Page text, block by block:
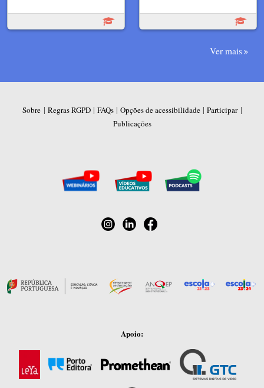
Ver mais
Sobre | Regras RGPD| FAQs| Opções de acessibilidade| Participar|
Publicações
Apoio: